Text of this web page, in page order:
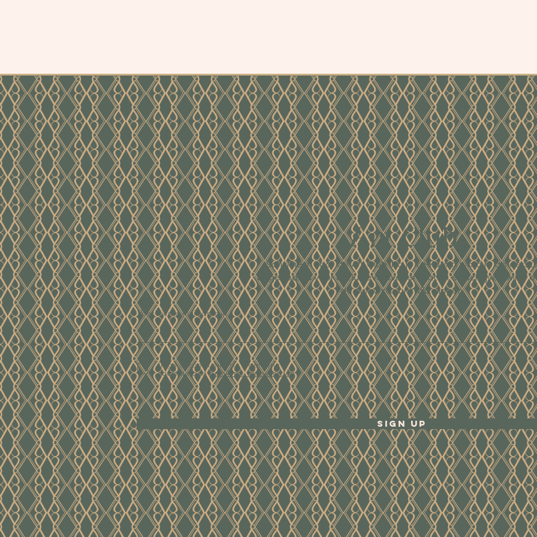
Art Club
Schrijf je in voor de Art Club. Na je toelating word je als
uitgenodigd voor exclusieve evenementen en schrijven wij je
de nieuwste ontwikkelingen.
Voer hier je mailadres in
Ik ga akkoord met de algemene
voorwaarden Bekijk de voorwaarden
Sign Up